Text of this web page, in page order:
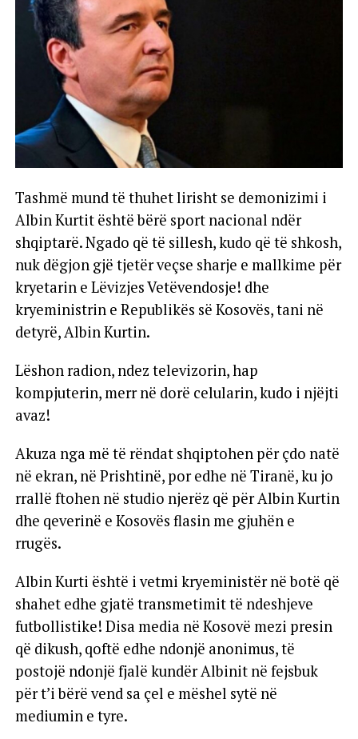
Tashmë mund të thuhet lirisht se demonizimi i
Albin Kurtit është bërë sport nacional ndër
shqiptarë. Ngado që të sillesh, kudo që të shkosh,
nuk dëgjon gjë tjetër veçse sharje e mallkime për
kryetarin e Lëvizjes Vetëvendosje! dhe
kryeministrin e Republikës së Kosovës, tani në
detyrë, Albin Kurtin.
Lëshon radion, ndez televizorin, hap
kompjuterin, merr në dorë celularin, kudo i njëjti
avaz!
Akuza nga më të rëndat shqiptohen për çdo natë
në ekran, në Prishtinë, por edhe në Tiranë, ku jo
rrallë ftohen në studio njerëz që për Albin Kurtin
dhe qeverinë e Kosovës flasin me gjuhën e
rrugës.
Albin Kurti është i vetmi kryeministër në botë që
shahet edhe gjatë transmetimit të ndeshjeve
futbollistike! Disa media në Kosovë mezi presin
që dikush, qoftë edhe ndonjë anonimus, të
postojë ndonjë fjalë kundër Albinit në fejsbuk
për t’i bërë vend sa çel e mëshel sytë në
mediumin e tyre.